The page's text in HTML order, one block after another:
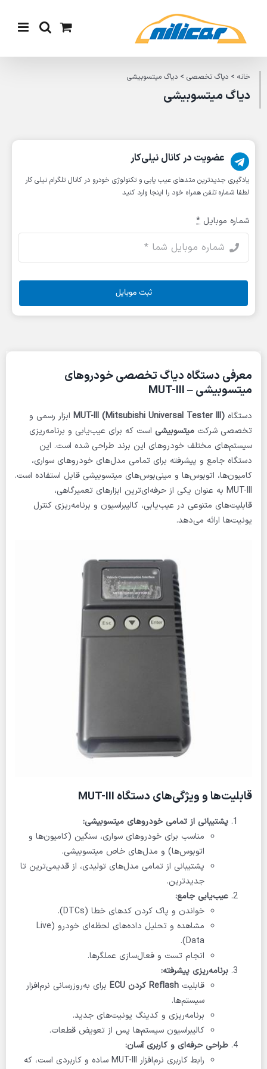
content
خانه> دیاگ تخصصی> دیاگ میتسوبیشی
دیاگ میتسوبیشی
معرفی دستگاه دیاگ تخصصی خودروهای
میتسوبیشی – MUT-III
دستگاه MUT-III (Mitsubishi Universal Tester III) ابزار رسمی و
تخصصی شرکت میتسوبیشی است که برای عیب‌یابی و برنامه‌ریزی
سیستم‌های مختلف خودروهای این برند طراحی شده است. این
دستگاه جامع و پیشرفته برای تمامی مدل‌های خودروهای سواری،
کامیون‌ها، اتوبوس‌ها و مینی‌بوس‌های میتسوبیشی قابل استفاده است.
MUT-III به عنوان یکی از حرفه‌ای‌ترین ابزارهای تعمیرگاهی،
قابلیت‌های متنوعی در عیب‌یابی، کالیبراسیون و برنامه‌ریزی کنترل
یونیت‌ها ارائه می‌دهد.
قابلیت‌ها و ویژگی‌های دستگاه MUT-III
پشتیبانی از تمامی خودروهای میتسوبیشی:
مناسب برای خودروهای سواری، سنگین (کامیون‌ها و
اتوبوس‌ها) و مدل‌های خاص میتسوبیشی.
پشتیبانی از تمامی مدل‌های تولیدی، از قدیمی‌ترین تا
جدیدترین.
عیب‌یابی جامع:
خواندن و پاک کردن کدهای خطا (DTCs).
مشاهده و تحلیل داده‌های لحظه‌ای خودرو (Live
Data).
انجام تست و فعال‌سازی عملگرها.
برنامه‌ریزی پیشرفته:
قابلیت Reflash کردن ECU
برای به‌روزرسانی نرم‌افزار
سیستم‌ها.
برنامه‌ریزی و کدینگ یونیت‌های جدید.
کالیبراسیون سیستم‌ها پس از تعویض قطعات.
طراحی حرفه‌ای و کاربری آسان:
رابط کاربری نرم‌افزار MUT-III ساده و کاربردی است، که
عضویت در کانال نیلی‌کار
یادگیری جدیدترین متد‌های عیب یابی‌ و تکنولوژی خودرو در کانال تلگرام نیلی کار
لطفا شماره تلفن همراه خود را اینجا وارد کنید
شماره موبایل *
ثبت موبایل